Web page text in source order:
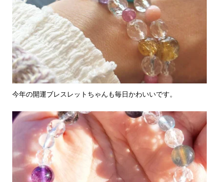
今年の開運ブレスレットちゃんも毎日かわいいです。